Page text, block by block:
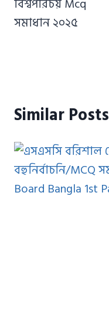
বিশ্বপরিচয় Mcq
সমাধান ২০২৫
Similar Posts